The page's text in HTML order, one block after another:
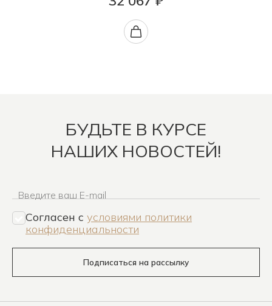
БУДЬТЕ В КУРСЕ
НАШИХ НОВОСТЕЙ!
Введите ваш E-mail
Согласен c условиями политики
конфиденциальности
Подписаться на рассылку